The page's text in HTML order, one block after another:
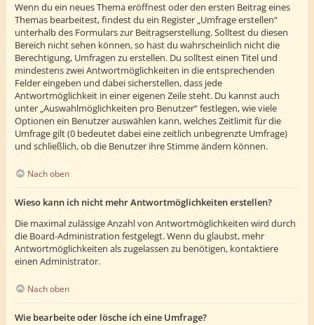
Wenn du ein neues Thema eröffnest oder den ersten Beitrag eines
Themas bearbeitest, findest du ein Register „Umfrage erstellen“
unterhalb des Formulars zur Beitragserstellung. Solltest du diesen
Bereich nicht sehen können, so hast du wahrscheinlich nicht die
Berechtigung, Umfragen zu erstellen. Du solltest einen Titel und
mindestens zwei Antwortmöglichkeiten in die entsprechenden
Felder eingeben und dabei sicherstellen, dass jede
Antwortmöglichkeit in einer eigenen Zeile steht. Du kannst auch
unter „Auswahlmöglichkeiten pro Benutzer“ festlegen, wie viele
Optionen ein Benutzer auswählen kann, welches Zeitlimit für die
Umfrage gilt (0 bedeutet dabei eine zeitlich unbegrenzte Umfrage)
und schließlich, ob die Benutzer ihre Stimme ändern können.
Nach oben
Wieso kann ich nicht mehr Antwortmöglichkeiten erstellen?
Die maximal zulässige Anzahl von Antwortmöglichkeiten wird durch
die Board-Administration festgelegt. Wenn du glaubst, mehr
Antwortmöglichkeiten als zugelassen zu benötigen, kontaktiere
einen Administrator.
Nach oben
Wie bearbeite oder lösche ich eine Umfrage?